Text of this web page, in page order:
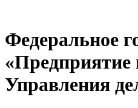
Федеральное
«Предприятие
Управления